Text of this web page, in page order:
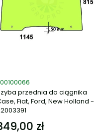
produktu
przednia do ciągnika
Fiat, Ford, New Holland -
zł